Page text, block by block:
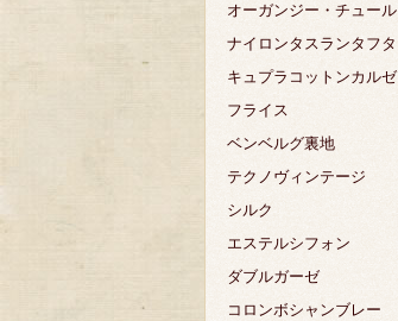
オーガンジー・チュール
ナイロンタスランタフタ
キュプラコットンカルゼ
フライス
ベンベルグ裏地
テクノヴィンテージ
シルク
エステルシフォン
ダブルガーゼ
コロンボシャンブレー